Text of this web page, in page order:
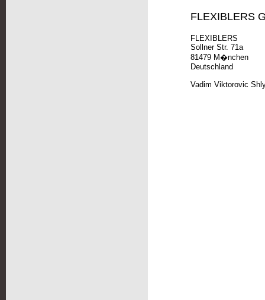
FLEXIBLERS
FLEXIBLERS
Sollner Str. 71a
81479 M�nchen
Deutschland
Vadim Viktorovic